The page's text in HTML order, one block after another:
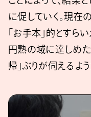
に促していく。現在
「お手本」的とすら
円熟の域に達しめた
帰」ぶりが伺えるよう